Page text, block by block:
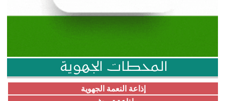
المحطات الجهوية
إذاعة النعمة الجهوية